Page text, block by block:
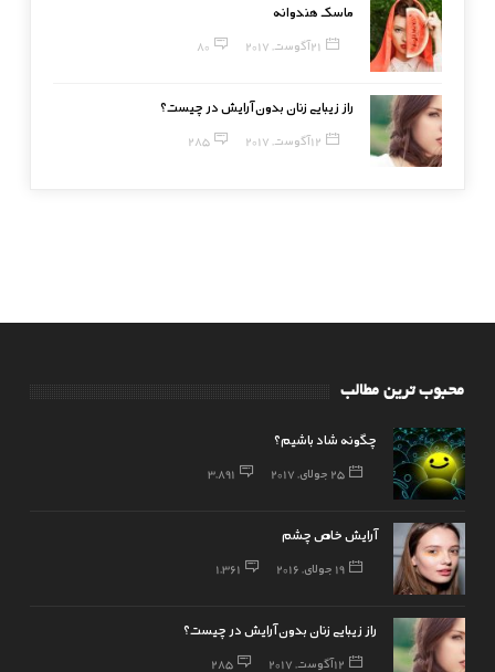
ماسک هندوانه
21 آگوست, 2017 80
راز زیبایی زنان بدون آرایش در چیست؟
12 آگوست, 2017 285
محبوب ترین مطالب
چگونه شاد باشیم؟
25 جولای, 2017 3,891
آرایش خاص چشم
19 جولای, 2016 1,361
راز زیبایی زنان بدون آرایش در چیست؟
12 آگوست, 2017 285